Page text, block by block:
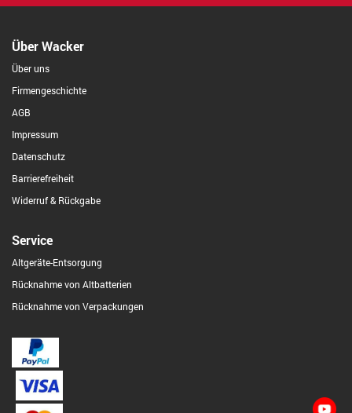
Über Wacker
Über uns
Firmengeschichte
AGB
Impressum
Datenschutz
Barrierefreiheit
Widerruf & Rückgabe
Service
Altgeräte-Entsorgung
Rücknahme von Altbatterien
Rücknahme von Verpackungen